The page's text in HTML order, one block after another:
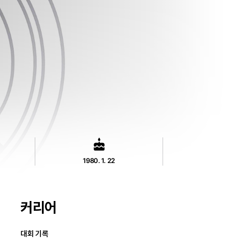
cake
1980. 1. 22
커리어
대회 기록